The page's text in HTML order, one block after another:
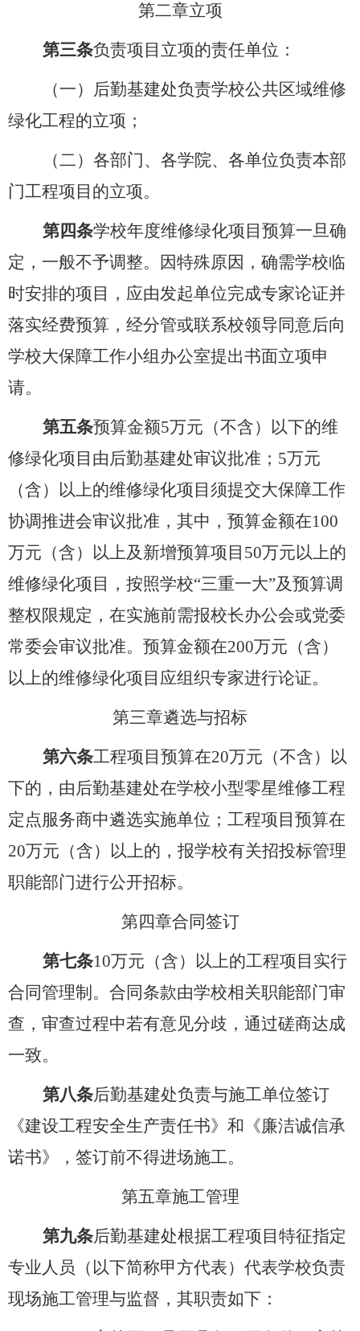
第二章立项
第三条负责项目立项的责任单位：
（一）后勤基建处负责学校公共区域维修
绿化工程的立项；
（二）各部门、各学院、各单位负责本部
门工程项目的立项。
第四条学校年度维修绿化项目预算一旦确
定，一般不予调整。因特殊原因，确需学校临
时安排的项目，应由发起单位完成专家论证并
落实经费预算，经分管或联系校领导同意后向
学校大保障工作小组办公室提出书面立项申
请。
第五条预算金额5万元（不含）以下的维
修绿化项目由后勤基建处审议批准； 5万元
（含）以上的维修绿化项目须提交大保障工作
协调推进会审议批准，其中，预算金额在100
万元（含）以上及新增预算项目 50万元以上的
维修绿化项目，按照学校“三重一大”及预算调
整权限规定，在实施前需报校长办公会或党委
常委会审议批准。预算金额在200万元（含）
以上的维修绿化项目应组织专家进行论证。
第三章遴选与招标
第六条工程项目预算在20万元（不含）以
下的，由后勤基建处在学校小型零星维修工程
定点服务商中遴选实施单位；工程项目预算在
20万元（含）以上的，报学校有关招投标管理
职能部门进行公开招标。
第四章合同签订
第七条10万元（含）以上的工程项目实行
合同管理制。合同条款由学校相关职能部门审
查，审查过程中若有意见分歧，通过磋商达成
一致。
第八条后勤基建处负责与施工单位签订
《建设工程安全生产责任书》和《廉洁诚信承
诺书》，签订前不得进场施工。
第五章施工管理
第九条后勤基建处根据工程项目特征指定
专业人员（以下简称甲方代表）代表学校负责
现场施工管理与监督，其职责如下：